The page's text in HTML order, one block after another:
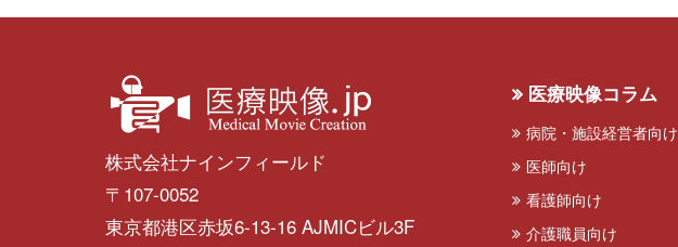
株式会社ナインフィールド
〒107-0052
東京都港区赤坂6-13-16 AJMICビル3F
医療映像コラム
病院・施設経営者向け
医師向け
看護師向け
介護職員向け